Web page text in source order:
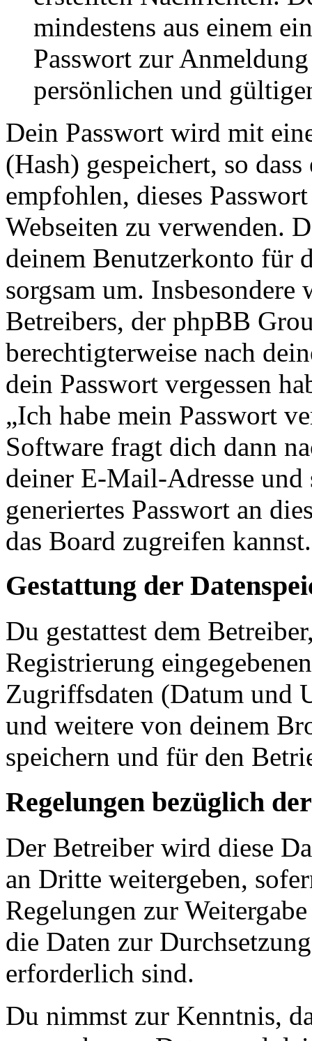
mindestens aus einem
Passwort zur
persönlichen und
Dein Passwort wird mit
(Hash) gespeichert, so
empfohlen, dieses
Webseiten zu verwenden.
deinem Benutzerkonto für
sorgsam um.
Betreibers, der phpBB
berechtigterweise nach
dein Passwort vergessen
„Ich habe mein Passwort
Software fragt dich dann
deiner E-Mail-Adresse und
generiertes Passwort an
das Board zugreifen kannst.
Gestattung der
Du gestattest dem
Registrierung
Zugriffsdaten (Datum und
und weitere von deinem
speichern und für den
Regelungen bezüglich
Der Betreiber wird diese
an Dritte weitergeben,
Regelungen zur
die Daten zur
erforderlich sind.
Du nimmst zur Kenntnis,